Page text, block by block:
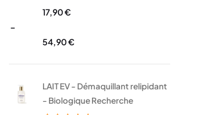
Note 5.00
17,90€
–
54,90€
LAIT EV - Démaquillant relipidant
- Biologique Recherche